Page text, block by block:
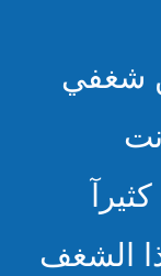
شغفي
الشغف